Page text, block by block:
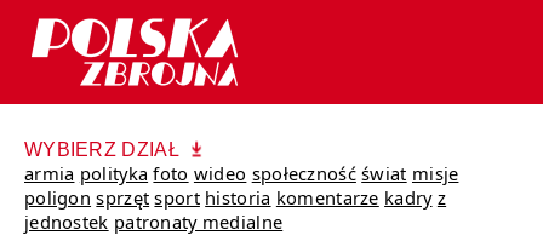
WYBIERZ DZIAŁ
armia polityka foto wideo społeczność świat misje
poligon sprzęt sport historia komentarze kadry z
jednostek patronaty medialne